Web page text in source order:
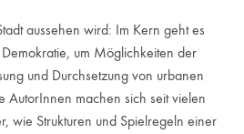
aussehen wird: Im Kern geht es
um Möglichkeiten der
und Durchsetzung von urbanen
AutorInnen machen sich seit vielen
wie Strukturen und Spielregeln einer